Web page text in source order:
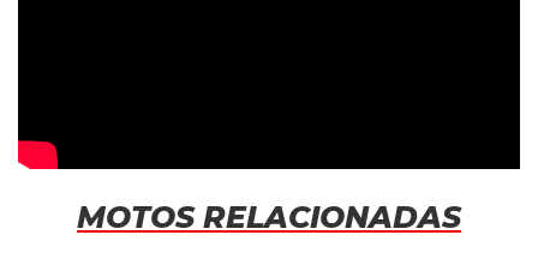
MOTOS RELACIONADAS